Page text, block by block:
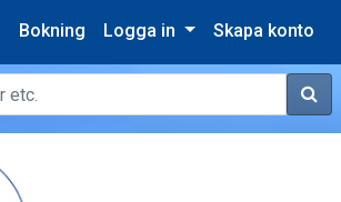
Bokning Logga in Skapa konto
Sök